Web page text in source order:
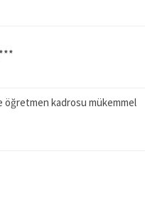
öğretmen kadrosu mükemmel